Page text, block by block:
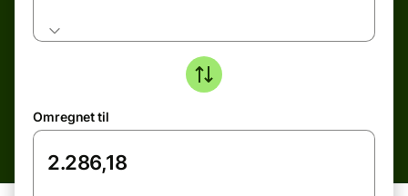
Omregnet til